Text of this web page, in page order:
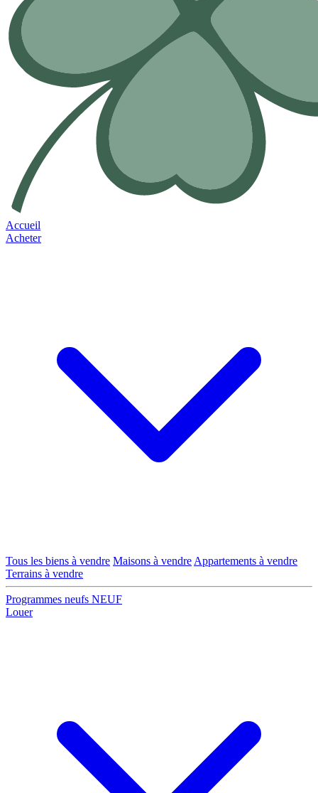
Accueil
Acheter
Tous les biens à vendre Maisons à vendre Appartements à vendre
Terrains à vendre
Programmes neufs NEUF
Louer